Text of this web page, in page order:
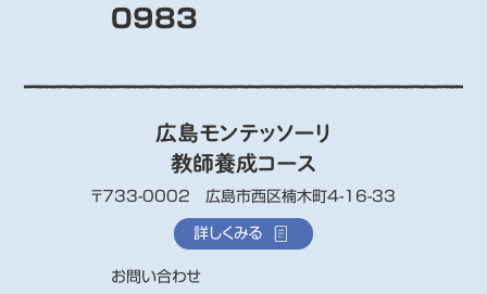
0983
広島モンテッソーリ
教師養成コース
〒733-0002 広島市西区楠木町4-16-33
詳しくみる
お問い合わせ